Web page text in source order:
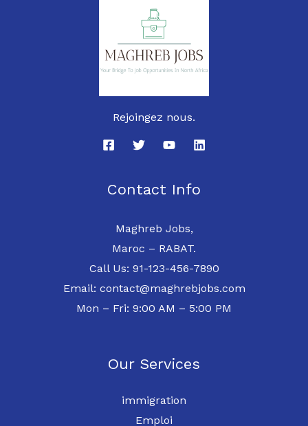
Rejoingez nous.
Contact Info
Maghreb Jobs,
Maroc – RABAT.
Call Us: 91-123-456-7890
Email: contact@maghrebjobs.com
Mon – Fri: 9:00 AM – 5:00 PM
Our Services
immigration
Emploi